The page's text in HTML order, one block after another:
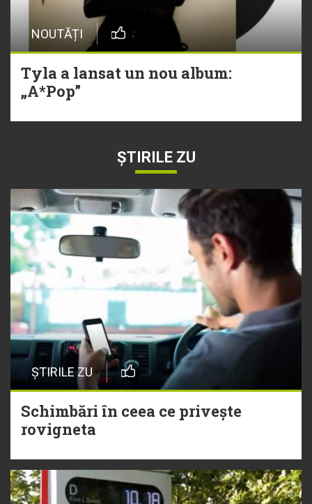
NOUTĂȚI
Tyla a lansat un nou album:
„A*Pop”
ȘTIRILE ZU
ȘTIRILE ZU
Schimbări în ceea ce privește
rovigneta